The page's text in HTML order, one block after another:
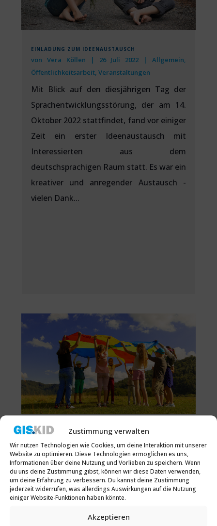
Zustimmung verwalten
Wir nutzen Technologien wie Cookies, um deine Interaktion mit unserer
Website zu optimieren. Diese Technologien ermöglichen es uns,
Informationen über deine Nutzung und Vorlieben zu speichern. Wenn
du uns deine Zustimmung gibst, können wir diese Daten verwenden,
um deine Erfahrung zu verbessern. Du kannst deine Zustimmung
jederzeit widerrufen, was allerdings Auswirkungen auf die Nutzung
einiger Website-Funktionen haben könnte.
Akzeptieren
EINLADUNG ZUM IDEENAUSTAUSCH
von Vera Köllen | 26 Juli 2022 |Allgemein,
Öffentlichkeitsarbeit, Veranstaltungen
Mit Blick auf den diesjährigen Tag der
Sprachentwicklungsstörung, der am 14.
Oktober 2022 stattfindet, fand vor einiger
Zeit ein erster Ideenaustausch mit
Interessierten aus dem
deutschsprachigen Raum statt. Es war ein
kreativer und anregender Austausch -
vielen Dank...
DER TAG DER SES AM 14. OKTOBER 2022
vonVera Köllen|8 Juli 2022|
Öffentlichkeitsarbeit,Veranstaltungen
Dieses Jahr findet wieder der
Internationale Tag der
statt. Unter dem Motto „Heranwachsen